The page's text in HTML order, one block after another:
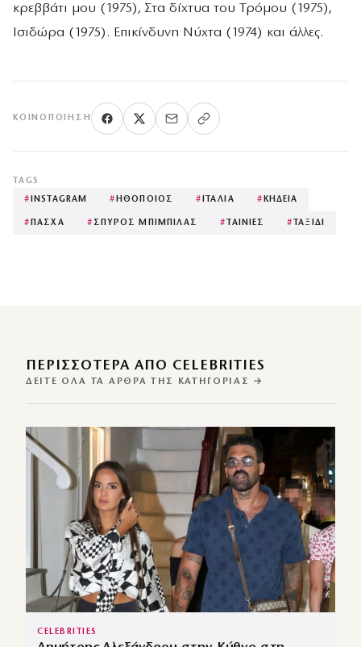
κρεββάτι μου (1975), Στα δίχτυα του Τρόμου (1975),
Ισιδώρα (1975). Επικίνδυνη Νύχτα (1974) και άλλες.
ΚΟΙΝΟΠΟΊΗΣΗ
TAGS
# INSTAGRAM # ΗΘΟΠΟΙΟΣ # ΙΤΑΛΙΑ # ΚΗΔΕΙΑ
# ΠΑΣΧΑ # ΣΠΥΡΟΣ ΜΠΙΜΠΙΛΑΣ # ΤΑΙΝΙΕΣ # ΤΑΞΙΔΙ
ΠΕΡΙΣΣΌΤΕΡΑ ΑΠΌ CELEBRITIES
ΔΕΊΤΕ ΌΛΑ ΤΑ ΆΡΘΡΑ ΤΗΣ ΚΑΤΗΓΟΡΊΑΣ →
CELEBRITIES